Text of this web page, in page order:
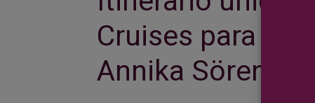
Cruises para
Annika